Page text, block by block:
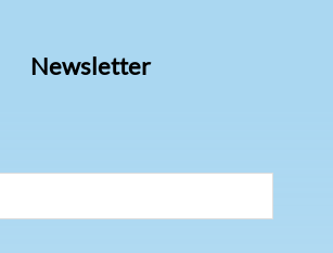
Newsletter